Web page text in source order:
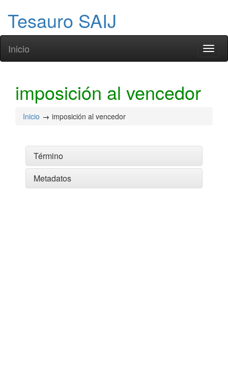
Tesauro SAIJ
Inicio
imposición al vencedor
Inicio imposición al vencedor
Término
Metadatos